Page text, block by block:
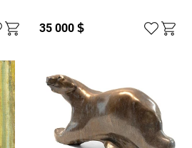
35 000 $